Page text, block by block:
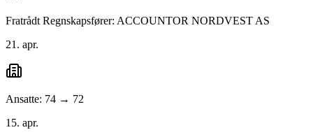
Fratrådt Regnskapsfører: ACCOUNTOR NORDVEST AS
21. apr.
Ansatte: 74 → 72
15. apr.